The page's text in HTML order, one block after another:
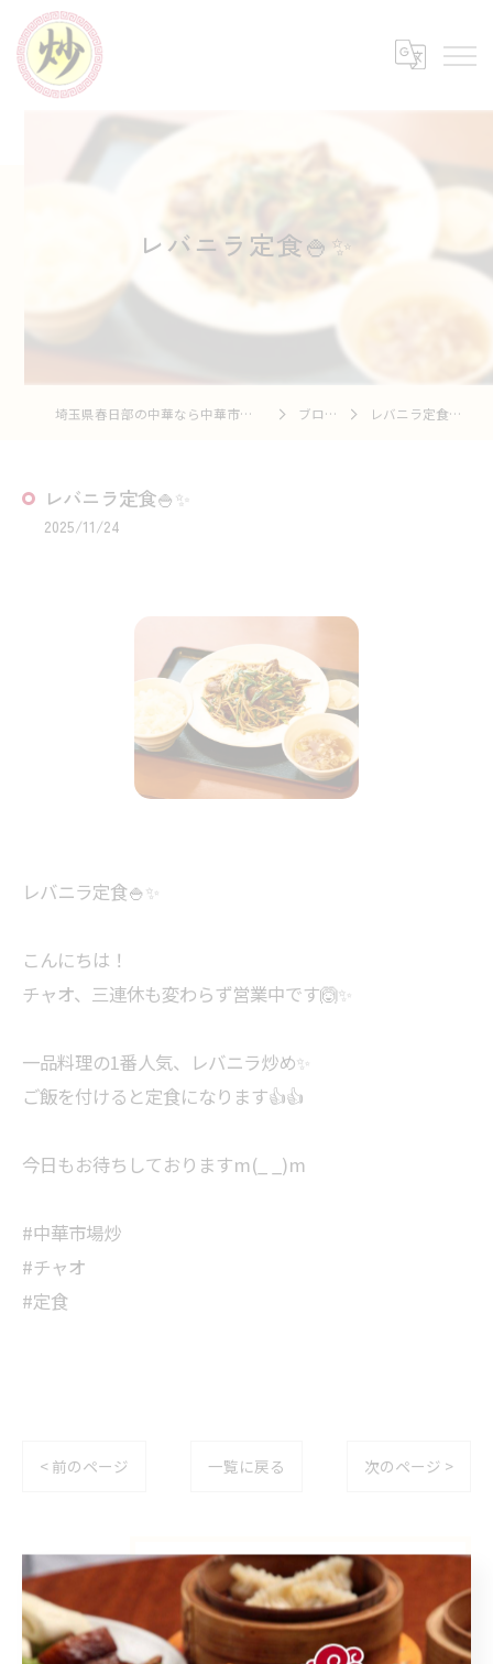
レバニラ定食🍚✨
埼玉県春日部の中華なら中華市場 炒 ブログ レバニラ定食🍚✨
レバニラ定食🍚✨
2025/11/24
レバニラ定食🍚✨
こんにちは！
チャオ、三連休も変わらず営業中です🙆✨
一品料理の1番人気、レバニラ炒め✨
ご飯を付けると定食になります︎︎👍︎︎👍
今日もお待ちしておりますm(_ _)m
#中華市場炒
#チャオ
#定食
< 前のページ 一覧に戻る 次のページ >
カテゴリー Categories
全てのカテゴリー